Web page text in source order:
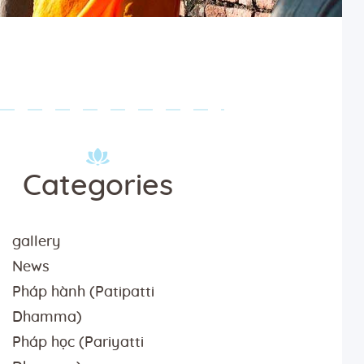
Categories
gallery
News
Pháp hành (Patipatti
Dhamma)
Pháp học (Pariyatti